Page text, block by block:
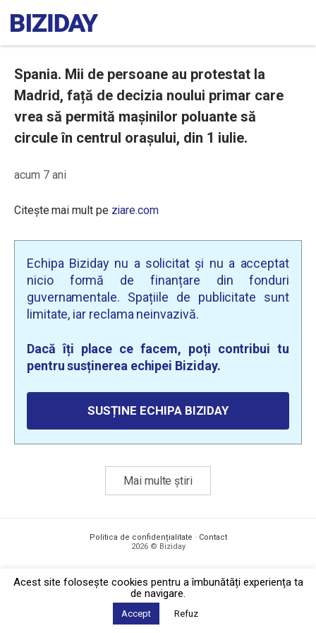
Spania. Mii de persoane au protestat la
Madrid, față de decizia noului primar care
vrea să permită mașinilor poluante să
circule în centrul orașului, din 1 iulie.
acum 7 ani
Citește mai mult pe ziare.com
Echipa Biziday nu a solicitat și nu a acceptat
nicio formă de finanțare din fonduri
guvernamentale. Spațiile de publicitate sunt
limitate, iar reclama neinvazivă.
Dacă îți place ce facem, poți contribui tu
pentru susținerea echipei Biziday.
SUSȚINE ECHIPA BIZIDAY
Mai multe știri
Politica de confidențialitate · Contact
2026 © Biziday
Acest site foloseşte cookies pentru a îmbunătăți experiența ta
de navigare.
Accept Refuz